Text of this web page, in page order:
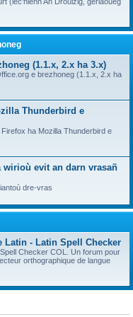
(1.1.x, 2.x ha 3.x)
e brezhoneg (1.1.x, 2.x ha
Thunderbird e
ha Mozilla Thunderbird e
evit an darn vrasañ
dre-vras
Latin - Latin Spell Checker
Checker COL. Un forum pour
orthographique de langue